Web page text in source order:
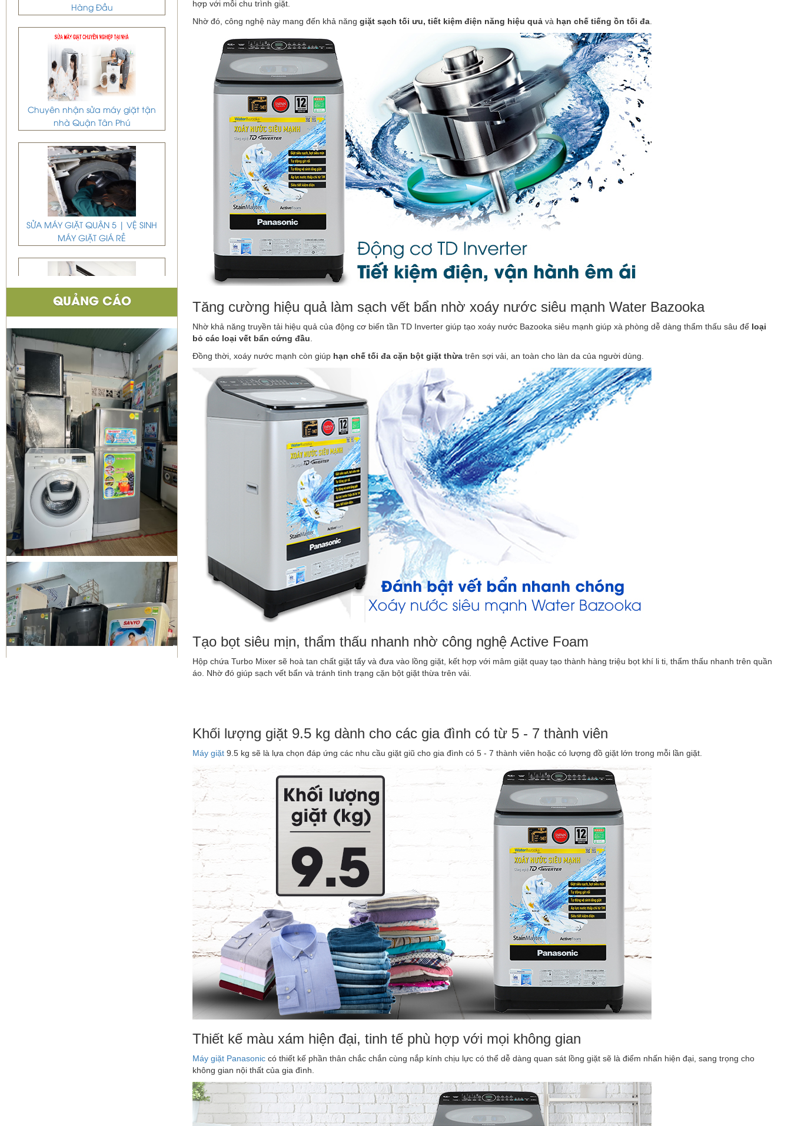
Chuyên nhận sửa máy giặt tận
nhà Quận Tân Phú
SỬA MÁY GIẶT QUẬN 5 | VỆ SINH
MÁY GIẶT GIÁ RẺ
MÁY LẠNH QUẬN BÌNH TÂN
Sửa tủ lạnh Quận 1 | Bơm Gas tủ
lạnh Quận 1
Sửa máy giặt Quận 3 | vệ sinh máy
giặt quận 3
QUẢNG CÁO
hợp với mỗi chu trình giặt.
Nhờ đó, công nghệ này mang đến khả năng giặt sạch tối ưu, tiết kiệm điện năng hiệu quả và hạn chế tiếng ồn tối đa
Tăng cường hiệu quả làm sạch vết bẩn nhờ xoáy nước siêu mạnh Water Bazooka
Nhờ khả năng truyền tải hiệu quả của động cơ biến tần TD Inverter giúp tạo xoáy nước Bazooka siêu mạnh giúp xà phòng dễ dàng thẩm thấu sâu để loại
bỏ các loại vết bẩn cứng đầu
Đồng thời, xoáy nước mạnh còn giúp hạn chế tối đa cặn bột giặt thừa trên sợi vải, an toàn cho làn da của người dùng.
Tạo bọt siêu mịn, thẩm thấu nhanh nhờ công nghệ Active Foam
Hộp chứa Turbo Mixer sẽ hoà tan chất giặt tẩy và đưa vào lồng giặt, kết hợp với mâm giặt quay tạo thành hàng triệu bọt khí li ti, thẩm thấu nhanh trên quần
áo. Nhờ đó giúp sạch vết bẩn và tránh tình trạng cặn bột giặt thừa trên vải.
Khối lượng giặt 9.5 kg dành cho các gia đình có từ 5 - 7 thành viên
Máy giặt 9.5 kg sẽ là lựa chọn đáp ứng các nhu cầu giặt giũ cho gia đình có 5 - 7 thành viên hoặc có lượng đồ giặt lớn trong mỗi lần giặt.
Thiết kế màu xám hiện đại, tinh tế phù hợp với mọi không gian
Máy giặt Panasonic có thiết kế phần thân chắc chắn cùng nắp kính chịu lực có thể dễ dàng quan sát lồng giặt sẽ là điểm nhấn hiện đại, sang trọng cho
không gian nội thất của gia đình.